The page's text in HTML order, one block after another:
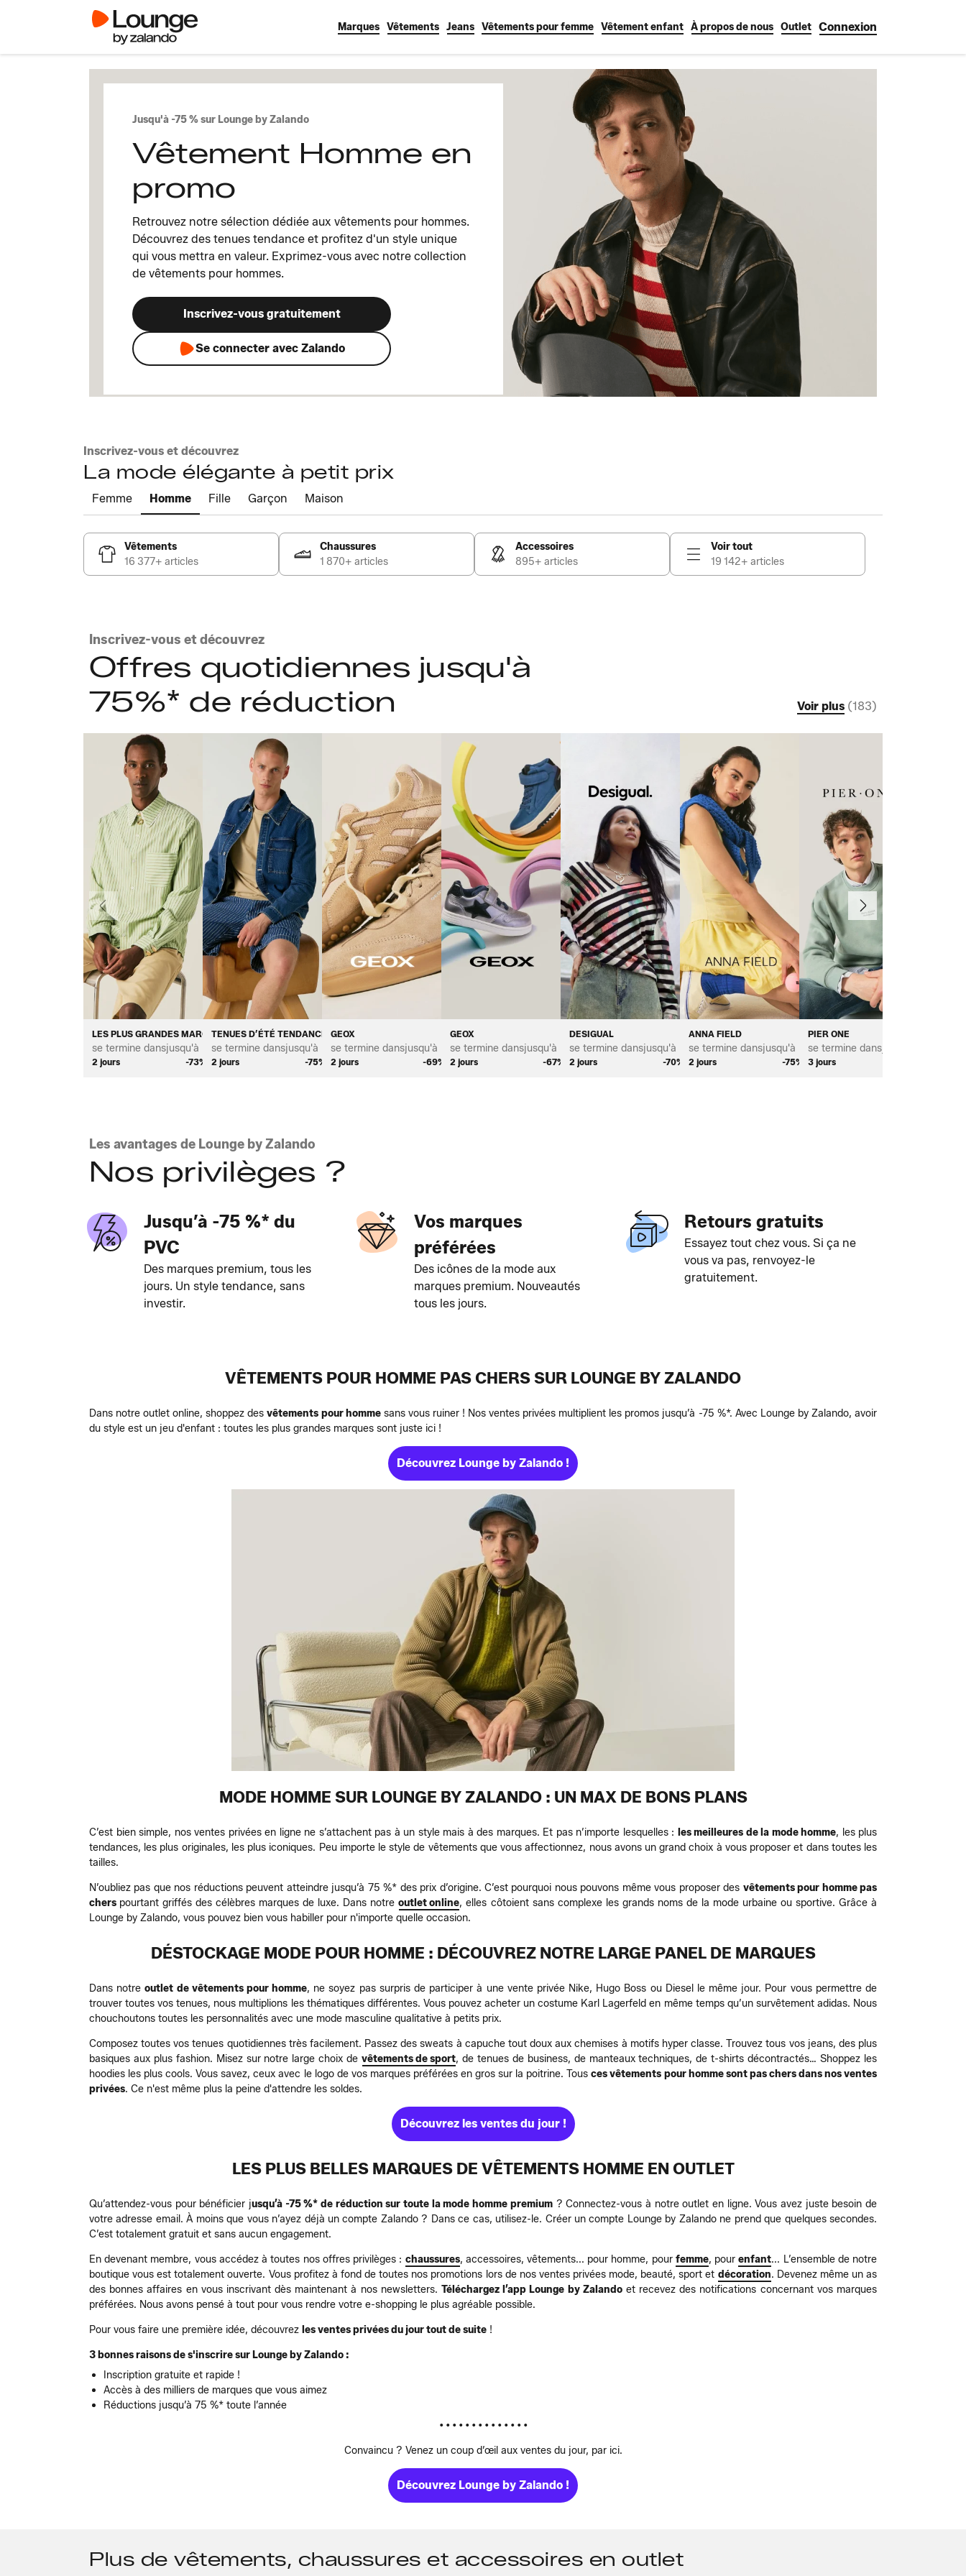
Marques Vêtements Jeans Vêtements pour femme Vêtement enfant À propos de nous Outlet Connexion
Jusqu'à -75 % sur Lounge by Zalando
Vêtement Homme en
promo
Retrouvez notre sélection dédiée aux vêtements pour hommes.
Découvrez des tenues tendance et profitez d'un style unique
qui vous mettra en valeur. Exprimez-vous avec notre collection
de vêtements pour hommes.
Inscrivez-vous gratuitement
Se connecter avec Zalando
Inscrivez-vous et découvrez
La mode élégante à petit prix
Femme Homme Fille Garçon Maison
Vêtements
16 377+ articles
Chaussures
1 870+ articles
Accessoires
895+ articles
Voir tout
19 142+ articles
Inscrivez-vous et découvrez
Offres quotidiennes jusqu'à
75%* de réduction
Voir plus (183)
LES PLUS GRANDES MARQUES TENDANCE POUR HOMME
se termine dans
2 jours
jusqu'à *
-73%
TENUES D’ÉTÉ TENDANCE POUR HOMME
se termine dans
2 jours
jusqu'à *
-75%
GEOX
se termine dans
2 jours
jusqu'à *
-69%
GEOX
se termine dans
2 jours
jusqu'à *
-67%
DESIGUAL
se termine dans
2 jours
jusqu'à *
-70%
ANNA FIELD
se termine dans
2 jours
jusqu'à *
-75%
PIER ONE
se termine dans
3 jours
jusqu'à *
Précédent Suivant
Les avantages de Lounge by Zalando
Nos privilèges ?
Jusqu’à -75 %* du
PVC
Des marques premium, tous les
jours. Un style tendance, sans
investir.
Vos marques
préférées
Des icônes de la mode aux
marques premium. Nouveautés
tous les jours.
Retours gratuits
Essayez tout chez vous. Si ça ne
vous va pas, renvoyez-le
gratuitement.
VÊTEMENTS POUR HOMME PAS CHERS SUR LOUNGE BY ZALANDO
Dans notre outlet online, shoppez desvêtements pour hommesans vous ruiner ! Nos ventes privées multiplient les promos jusqu’à -75 %*. Avec Lounge by Zalando, avoir
du style est un jeu d'enfant : toutes les plus grandes marques sont juste ici !
Découvrez Lounge by Zalando !
MODE HOMME SUR LOUNGE BY ZALANDO : UN MAX DE BONS PLANS
C’est bien simple, nos ventes privées en ligne ne s’attachent pas à un style mais à des marques. Et pas n’importe lesquelles : les meilleures de la mode homme, les plus
tendances, les plus originales, les plus iconiques. Peu importe le style de vêtements que vous affectionnez, nous avons un grand choix à vous proposer et dans toutes les
tailles.
N’oubliez pas que nos réductions peuvent atteindre jusqu’à 75 %* des prix d’origine. C’est pourquoi nous pouvons même vous proposer des vêtements pour homme pas
chers pourtant griffés des célèbres marques de luxe. Dans notreoutlet online, elles côtoient sans complexe les grands noms de la mode urbaine ou sportive. Grâce à
Lounge by Zalando, vous pouvez bien vous habiller pour n'importe quelle occasion.
DÉSTOCKAGE MODE POUR HOMME : DÉCOUVREZ NOTRE LARGE PANEL DE MARQUES
Dans notreoutlet de vêtements pour homme, ne soyez pas surpris de participer à une vente privée Nike, Hugo Boss ou Diesel le même jour. Pour vous permettre de
trouver toutes vos tenues, nous multiplions les thématiques différentes. Vous pouvez acheter un costume Karl Lagerfeld en même temps qu’un survêtement adidas. Nous
chouchoutons toutes les personnalités avec une mode masculine qualitative à petits prix.
Composez toutes vos tenues quotidiennes très facilement. Passez des sweats à capuche tout doux aux chemises à motifs hyper classe. Trouvez tous vos jeans, des plus
basiques aux plus fashion. Misez sur notre large choix devêtements de sport, de tenues de business, de manteaux techniques, de t-shirts décontractés… Shoppez les
hoodies les plus cools. Vous savez, ceux avec le logo de vos marques préférées en gros sur la poitrine. Tousces vêtements pour homme sont pas chers dans nos ventes
privées. Ce n'est même plus la peine d'attendre les soldes.
Découvrez les ventes du jour !
LES PLUS BELLES MARQUES DE VÊTEMENTS HOMME EN OUTLET
Qu’attendez-vous pour bénéficier jusqu’à -75 %* de réduction sur toute la mode homme premium? Connectez-vous à notre outlet en ligne. Vous avez juste besoin de
votre adresse email. À moins que vous n’ayez déjà un compte Zalando ? Dans ce cas, utilisez-le. Créer un compte Lounge by Zalando ne prend que quelques secondes.
C’est totalement gratuit et sans aucun engagement.
En devenant membre, vous accédez à toutes nos offres privilèges : chaussures, accessoires, vêtements... pour homme, pour femme, pourenfant... L’ensemble de notre
boutique vous est totalement ouverte. Vous profitez à fond de toutes nos promotions lors de nos ventes privées mode, beauté, sport et décoration. Devenez même un as
des bonnes affaires en vous inscrivant dès maintenant à nos newsletters. Téléchargez l’app Lounge by Zalandoet recevez des notifications concernant vos marques
préférées. Nous avons pensé à tout pour vous rendre votre e-shopping le plus agréable possible.
Pour vous faire une première idée, découvrez les ventes privées du jour tout de suite !
3 bonnes raisons de s'inscrire sur Lounge by Zalando :
Inscription gratuite et rapide !
Accès à des milliers de marques que vous aimez
Réductions jusqu’à 75 %* toute l’année
• • • • • • • • • • • • • •
Convaincu ? Venez un coup d’œil aux ventes du jour, par ici.
Découvrez Lounge by Zalando !
Plus de vêtements, chaussures et accessoires en outlet